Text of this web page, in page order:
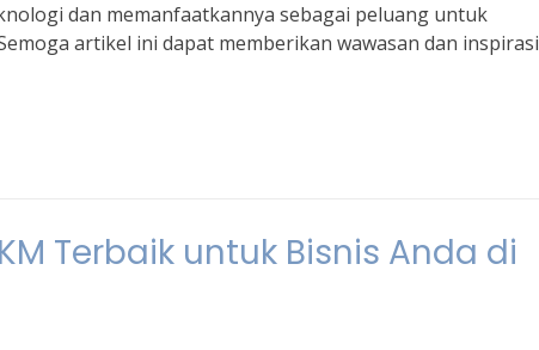
dan memanfaatkannya sebagai peluang untuk
artikel ini dapat memberikan wawasan dan inspirasi
Terbaik untuk Bisnis Anda di